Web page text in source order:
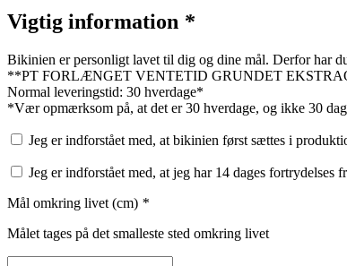
Vigtig information *
Bikinien er personligt lavet til dig og dine mål. Derfor har
**PT FORLÆNGET VENTETID GRUNDET
Normal leveringstid: 30 hverdage*
*Vær opmærksom på, at det er 30 hverdage, og ikke 30
Jeg er indforstået med, at bikinien først sættes i
Jeg er indforstået med, at jeg har 14 dages
Mål omkring livet (cm) *
Målet tages på det smalleste sted omkring livet